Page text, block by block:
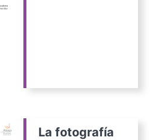
La fotografía